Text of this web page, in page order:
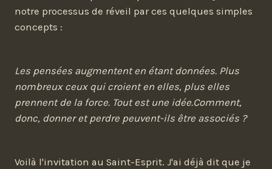
notre processus de réveil par ces quelques simples
concepts :
Les pensées augmentent en étant données. Plus
nombreux ceux qui croient en elles, plus elles
prennent de la force. Tout est une idée.Comment,
donc, donner et perdre peuvent-ils être associés ?
Voilà l'invitation au Saint-Esprit. J'ai déjà dit que je